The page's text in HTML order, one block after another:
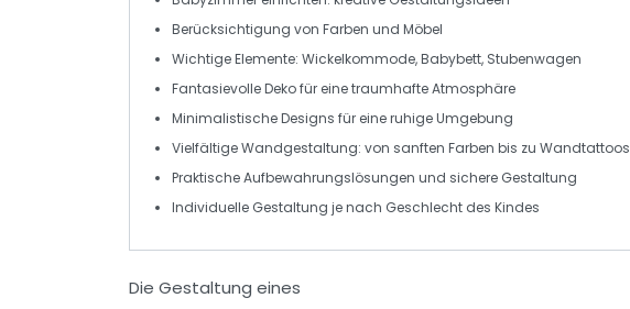
Berücksichtigung von Farben und Möbel
Wichtige Elemente: Wickelkommode,Babybett, Stubenwagen
FantasievolleDekofür eine traumhafte Atmosphäre
Minimalistische Designs für eine ruhige Umgebung
VielfältigeWandgestaltung: von sanften Farben bis zu Wandtattoos
PraktischeAufbewahrungslösungen und sichere Gestaltung
Individuelle Gestaltung je nach Geschlecht des Kindes
Die Gestaltung eines